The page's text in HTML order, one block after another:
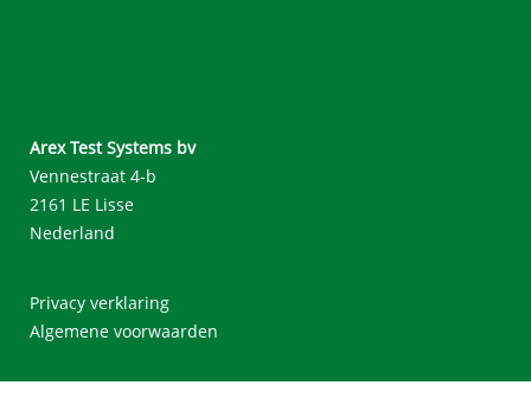
Arex Test Systems bv
Vennestraat 4-b
2161 LE Lisse
Nederland
Privacy verklaring
Algemene voorwaarden